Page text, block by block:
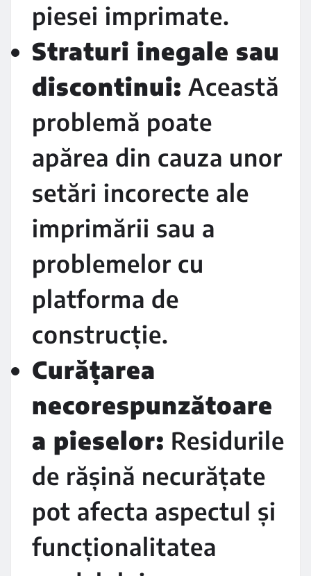
piesei imprimate.
Straturi inegale sau
discontinui: Această
problemă poate
apărea din cauza unor
setări incorecte ale
imprimării sau a
problemelor cu
platforma de
construcție.
Curățarea
necorespunzătoare
a pieselor: Residurile
de rășină necurățate
pot afecta aspectul și
funcționalitatea